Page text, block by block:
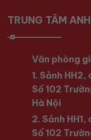
TRUNG TÂM
Văn phòng
1. Sảnh
Số 102
Hà Nội
2. Sảnh
Số 102